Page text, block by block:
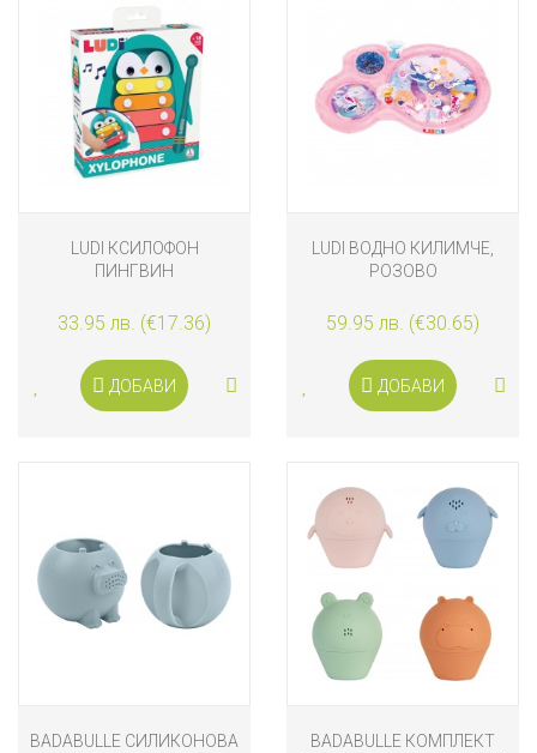
LUDI КСИЛОФОН
ПИНГВИН
33.95 лв. (€17.36)
ДОБАВИ
LUDI ВОДНО КИЛИМЧЕ,
РОЗОВО
59.95 лв. (€30.65)
ДОБАВИ
BADABULLE СИЛИКОНОВА
BADABULLE КОМПЛЕКТ